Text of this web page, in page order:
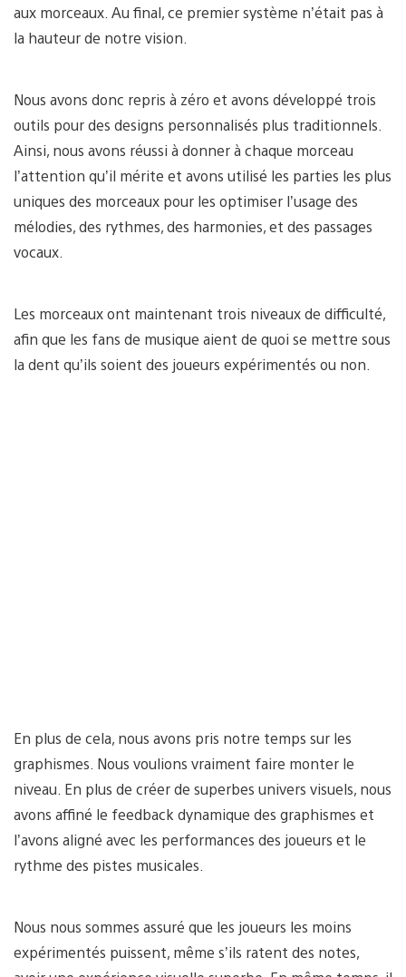
aux morceaux. Au final, ce premier système n’était pas à
la hauteur de notre vision.
Nous avons donc repris à zéro et avons développé trois
outils pour des designs personnalisés plus traditionnels.
Ainsi, nous avons réussi à donner à chaque morceau
l’attention qu’il mérite et avons utilisé les parties les plus
uniques des morceaux pour les optimiser l’usage des
mélodies, des rythmes, des harmonies, et des passages
vocaux.
Les morceaux ont maintenant trois niveaux de difficulté,
afin que les fans de musique aient de quoi se mettre sous
la dent qu’ils soient des joueurs expérimentés ou non.
En plus de cela, nous avons pris notre temps sur les
graphismes. Nous voulions vraiment faire monter le
niveau. En plus de créer de superbes univers visuels, nous
avons affiné le feedback dynamique des graphismes et
l’avons aligné avec les performances des joueurs et le
rythme des pistes musicales.
Nous nous sommes assuré que les joueurs les moins
expérimentés puissent, même s’ils ratent des notes,